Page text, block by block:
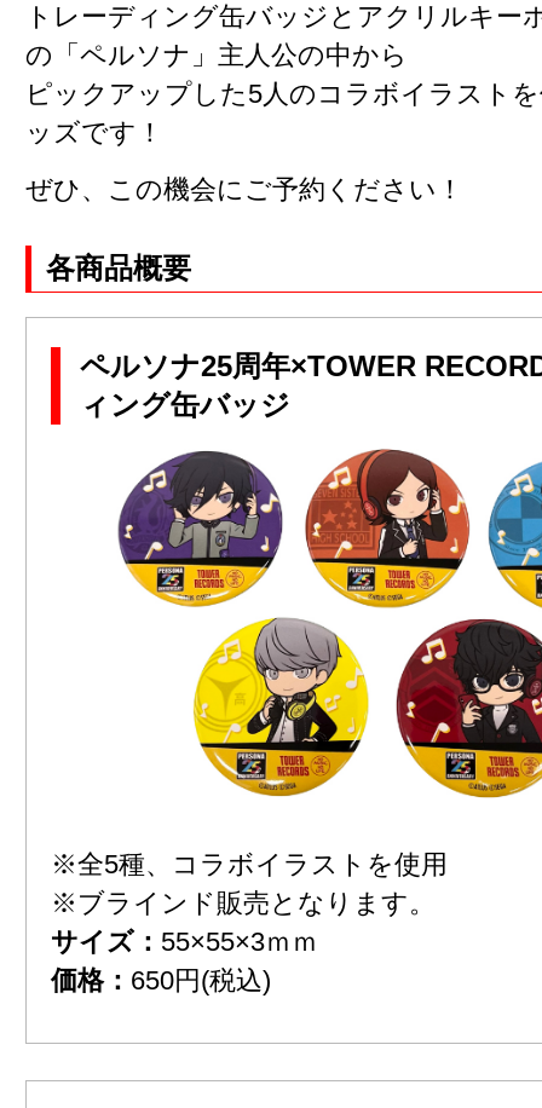
トレーディング缶バッジとアクリルキー
の「ペルソナ」主人公の中から
ピックアップした5人のコラボイラスト
ッズです！
ぜひ、この機会にご予約ください！
各商品概要
ペルソナ25周年×TOWER
ィング缶バッジ
※全5種、コラボイラストを使用
※ブラインド販売となります。
サイズ： 55×55×3ｍｍ
価格： 650円(税込)